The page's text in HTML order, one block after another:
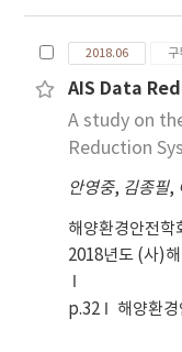
2018.06
AIS Data
A study on
Reduction
안영중, 김종필,
해양환경안전학
2018년도 (사)
p.32 해양환경